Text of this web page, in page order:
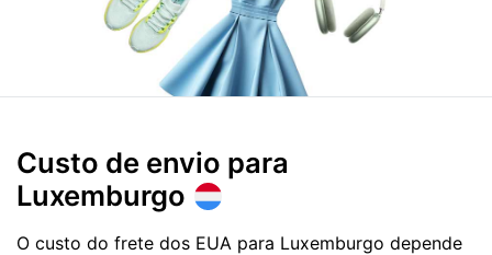
Custo de envio para
Luxemburgo
O custo do frete dos EUA para Luxemburgo depende